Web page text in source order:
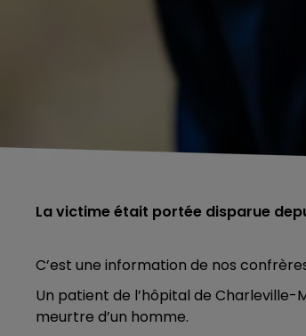
La victime était portée disparue
C’est une information de nos
Un patient de l’hôpital de Charleville-
meurtre d’un homme.